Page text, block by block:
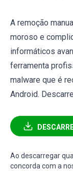
A remoção
moroso e
informáticos
ferramenta
malware que é
Android.
Ao descarregar
concorda com a